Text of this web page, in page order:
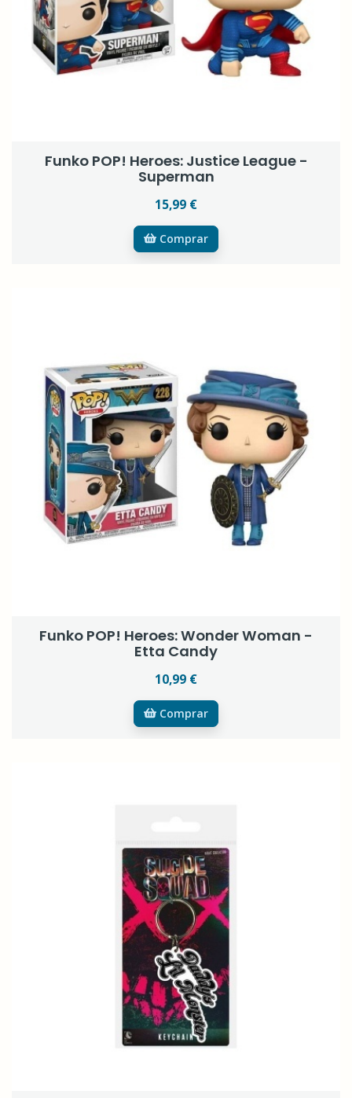
Funko POP! Heroes: Justice League -
Superman
15,99 €
Comprar
Funko POP! Heroes: Wonder Woman -
Etta Candy
10,99 €
Comprar